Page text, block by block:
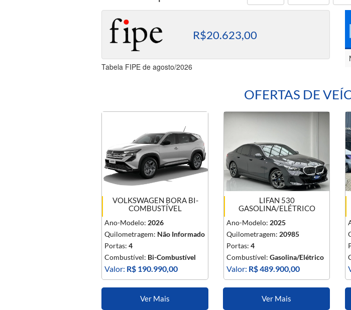
R$20.623,00
Tabela FIPE de agosto/2026
OFERTAS DE
VOLKSWAGEN BORA BI-
COMBUSTÍVEL
Ano-Modelo: 2026
Quilometragem: Não Informado
Portas: 4
Combustível: Bi-Combustível
Valor: R$ 190.990,00
Ver Mais
LIFAN 530
GASOLINA/ELÉTRICO
Ano-Modelo: 2025
Quilometragem: 20985
Portas: 4
Combustível: Gasolina/Elétrico
Valor: R$ 489.900,00
Ver Mais